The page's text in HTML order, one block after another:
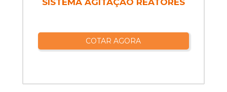
SISTEMA AGITAÇÃO REATORES
COTAR AGORA